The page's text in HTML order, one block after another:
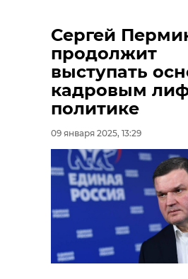
Сергей
продолжит
выступать
кадровым
политике
09 января 2025, 13:29